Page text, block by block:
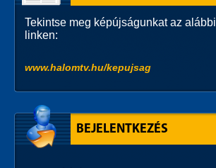
Tekintse meg képújságunkat az alábbi
linken:
www.halomtv.hu/kepujsag
BEJELENTKEZÉS